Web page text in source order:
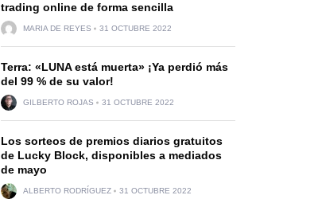
trading online de forma sencilla
MARIA DE REYES 31 OCTUBRE 2022
Terra: «LUNA está muerta» ¡Ya perdió más
del 99 % de su valor!
GILBERTO ROJAS 31 OCTUBRE 2022
Los sorteos de premios diarios gratuitos
de Lucky Block, disponibles a mediados
de mayo
ALBERTO RODRÍGUEZ 31 OCTUBRE 2022